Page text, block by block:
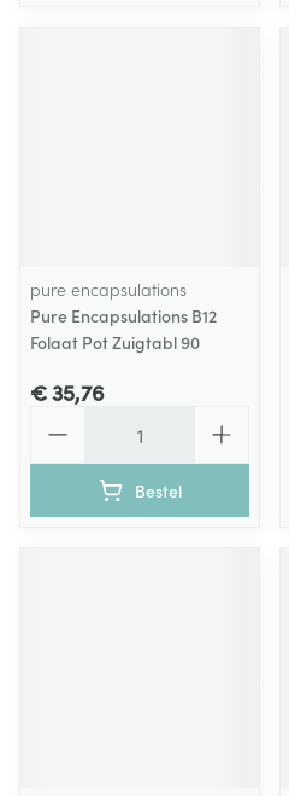
pure encapsulations
Pure Encapsulations B12
Folaat Pot Zuigtabl 90
€ 35,76
Bestel